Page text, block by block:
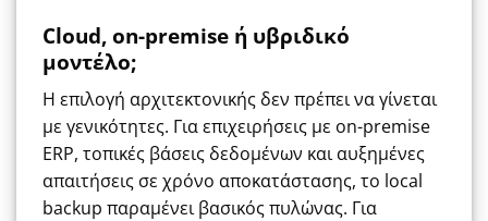
Cloud, on-premise ή υβριδικό
μοντέλο;
Η επιλογή αρχιτεκτονικής δεν πρέπει να γίνεται
με γενικότητες. Για επιχειρήσεις με on-premise
ERP, τοπικές βάσεις δεδομένων και αυξημένες
απαιτήσεις σε χρόνο αποκατάστασης, το local
backup παραμένει βασικός πυλώνας. Για